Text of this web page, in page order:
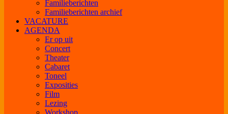
Familieberichten
Familieberichten archief
VACATURE
AGENDA
Er op uit
Concert
Theater
Cabaret
Toneel
Exposities
Film
Lezing
Workshop